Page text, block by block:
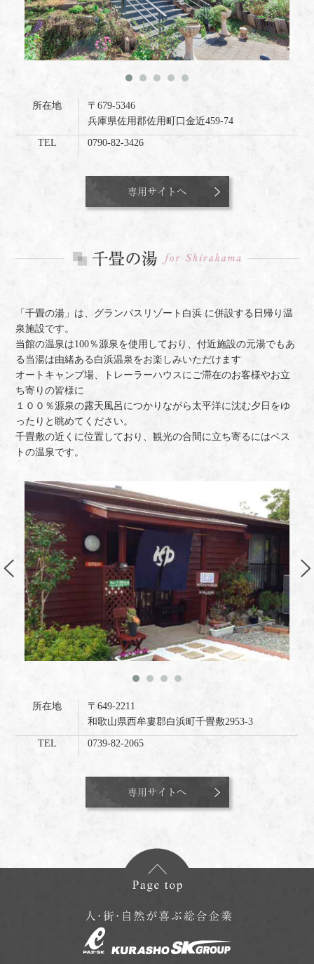
所在地
〒679-5346
兵庫県佐用郡佐用町口金近459-74
TEL 0790-82-3426
「千畳の湯」は、グランパスリゾート白浜 に併設する日帰り温
泉施設です。
当館の温泉は100％源泉を使用しており、付近施設の元湯でもあ
る当湯は由緒ある白浜温泉をお楽しみいただけます
オートキャンプ場、トレーラーハウスにご滞在のお客様やお立
ち寄りの皆様に
１００％源泉の露天風呂につかりながら太平洋に沈む夕日をゆ
ったりと眺めてください。
千畳敷の近くに位置しており、観光の合間に立ち寄るにはベス
トの温泉です。
所在地
〒649-2211
和歌山県西牟婁郡白浜町千畳敷2953-3
TEL 0739-82-2065